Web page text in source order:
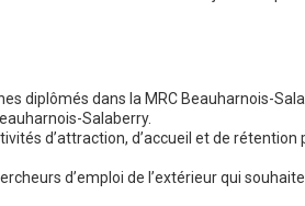
diplômés dans la MRC Beauharnois-
Salaberry.
d’attraction, d’accueil et de
d’emploi de l’extérieur qui